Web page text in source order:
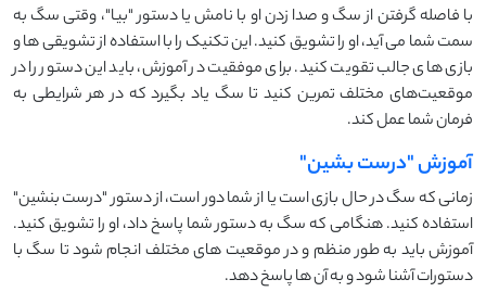
با فاصله گرفتن از سگ و صدا زدن او با نامش یا دستور "بیا"، وقتی سگ به
سمت شما می ‌آید، او را تشویق کنید. این تکنیک را با استفاده از تشویقی ‌ها و
بازی ‌های جالب تقویت کنید. برای موفقیت در آموزش، باید این دستور را در
موقعیت‌های مختلف تمرین کنید تا سگ یاد بگیرد که در هر شرایطی به
فرمان شما عمل کند.
آموزش "درست بشین"
زمانی که سگ در حال بازی است یا از شما دور است، از دستور "درست بنشین"
استفاده کنید. هنگامی که سگ به دستور شما پاسخ داد، او را تشویق کنید.
آموزش باید به طور منظم و در موقعیت ‌های مختلف انجام شود تا سگ با
دستورات آشنا شود و به آن‌ ها پاسخ دهد.